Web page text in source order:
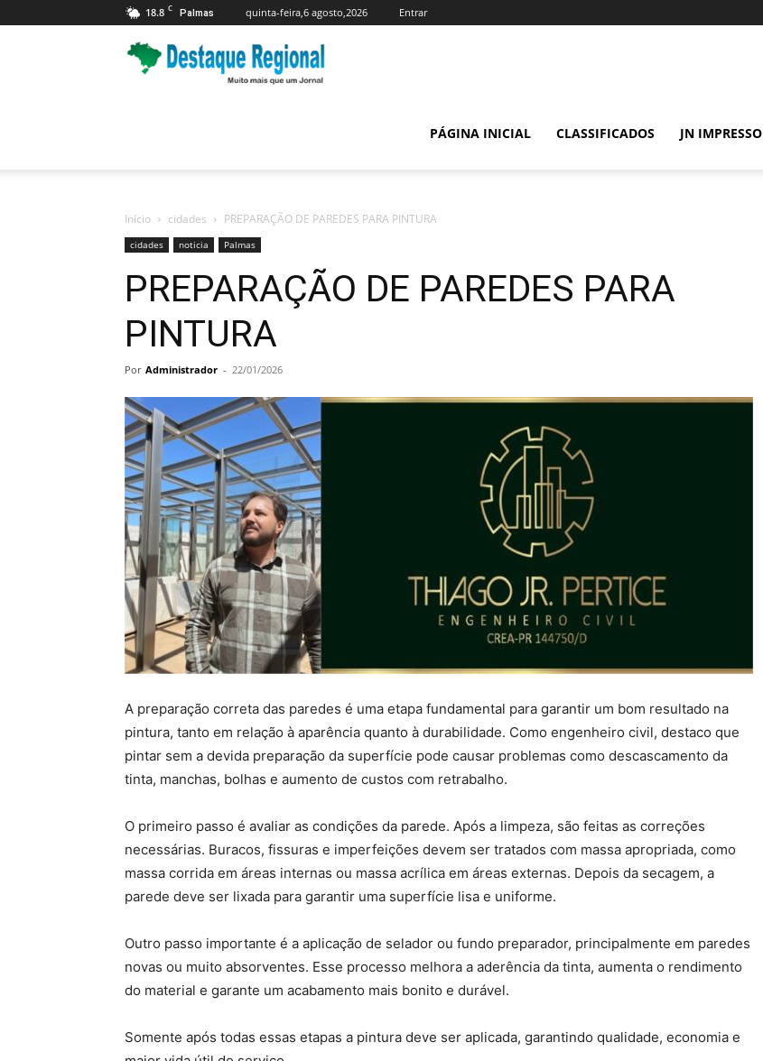
18.8 C Palmas quinta-feira,6 agosto,2026 Entrar
PÁGINA INICIAL CLASSIFICADOS JN IMPRESSO
Início cidades PREPARAÇÃO DE PAREDES PARA PINTURA
cidades noticia Palmas
PREPARAÇÃO DE PAREDES PARA
PINTURA
Por Administrador - 22/01/2026
A preparação correta das paredes é uma etapa fundamental para garantir um bom resultado na
pintura, tanto em relação à aparência quanto à durabilidade. Como engenheiro civil, destaco que
pintar sem a devida preparação da superfície pode causar problemas como descascamento da
tinta, manchas, bolhas e aumento de custos com retrabalho.
O primeiro passo é avaliar as condições da parede. Após a limpeza, são feitas as correções
necessárias. Buracos, fissuras e imperfeições devem ser tratados com massa apropriada, como
massa corrida em áreas internas ou massa acrílica em áreas externas. Depois da secagem, a
parede deve ser lixada para garantir uma superfície lisa e uniforme.
Outro passo importante é a aplicação de selador ou fundo preparador, principalmente em paredes
novas ou muito absorventes. Esse processo melhora a aderência da tinta, aumenta o rendimento
do material e garante um acabamento mais bonito e durável.
Somente após todas essas etapas a pintura deve ser aplicada, garantindo qualidade, economia e